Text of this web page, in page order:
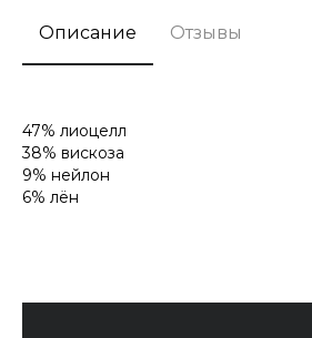
Описание Отзывы
47% лиоцелл
38% вискоза
9% нейлон
6% лён